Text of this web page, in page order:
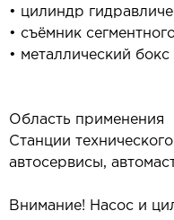
• цилиндр
• съёмник
• металлический бокс
Область применения
Станции
автосервисы,
Внимание! Насос и